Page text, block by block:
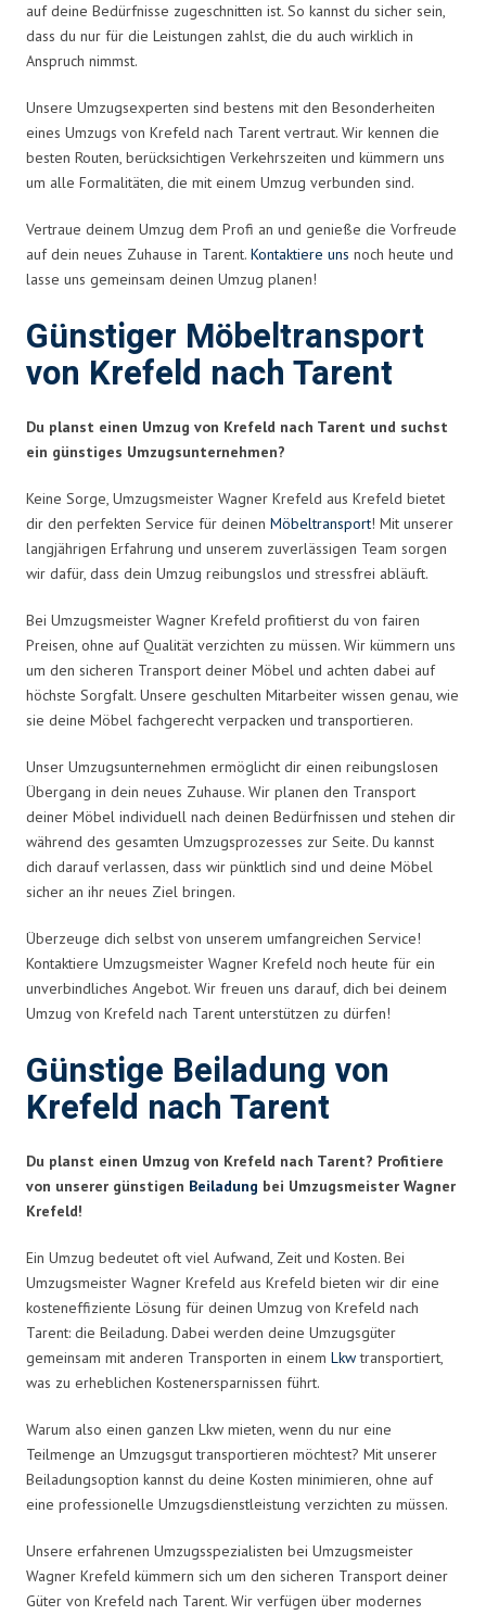
auf deine Bedürfnisse zugeschnitten ist. So kannst du sicher sein,
dass du nur für die Leistungen zahlst, die du auch wirklich in
Anspruch nimmst.
Unsere Umzugsexperten sind bestens mit den Besonderheiten
eines Umzugs von Krefeld nach Tarent vertraut. Wir kennen die
besten Routen, berücksichtigen Verkehrszeiten und kümmern uns
um alle Formalitäten, die mit einem Umzug verbunden sind.
Vertraue deinem Umzug dem Profi an und genieße die Vorfreude
auf dein neues Zuhause in Tarent. Kontaktiere uns noch heute und
lasse uns gemeinsam deinen Umzug planen!
Günstiger Möbeltransport
von Krefeld nach Tarent
Du planst einen Umzug von Krefeld nach Tarent und suchst
ein günstiges Umzugsunternehmen?
Keine Sorge, Umzugsmeister Wagner Krefeld aus Krefeld bietet
dir den perfekten Service für deinen Möbeltransport! Mit unserer
langjährigen Erfahrung und unserem zuverlässigen Team sorgen
wir dafür, dass dein Umzug reibungslos und stressfrei abläuft.
Bei Umzugsmeister Wagner Krefeld profitierst du von fairen
Preisen, ohne auf Qualität verzichten zu müssen. Wir kümmern uns
um den sicheren Transport deiner Möbel und achten dabei auf
höchste Sorgfalt. Unsere geschulten Mitarbeiter wissen genau, wie
sie deine Möbel fachgerecht verpacken und transportieren.
Unser Umzugsunternehmen ermöglicht dir einen reibungslosen
Übergang in dein neues Zuhause. Wir planen den Transport
deiner Möbel individuell nach deinen Bedürfnissen und stehen dir
während des gesamten Umzugsprozesses zur Seite. Du kannst
dich darauf verlassen, dass wir pünktlich sind und deine Möbel
sicher an ihr neues Ziel bringen.
Überzeuge dich selbst von unserem umfangreichen Service!
Kontaktiere Umzugsmeister Wagner Krefeld noch heute für ein
unverbindliches Angebot. Wir freuen uns darauf, dich bei deinem
Umzug von Krefeld nach Tarent unterstützen zu dürfen!
Günstige Beiladung von
Krefeld nach Tarent
Du planst einen Umzug von Krefeld nach Tarent? Profitiere
von unserer günstigen Beiladung bei Umzugsmeister Wagner
Krefeld!
Ein Umzug bedeutet oft viel Aufwand, Zeit und Kosten. Bei
Umzugsmeister Wagner Krefeld aus Krefeld bieten wir dir eine
kosteneffiziente Lösung für deinen Umzug von Krefeld nach
Tarent: die Beiladung. Dabei werden deine Umzugsgüter
gemeinsam mit anderen Transporten in einem Lkwtransportiert,
was zu erheblichen Kostenersparnissen führt.
Warum also einen ganzen Lkw mieten, wenn du nur eine
Teilmenge an Umzugsgut transportieren möchtest? Mit unserer
Beiladungsoption kannst du deine Kosten minimieren, ohne auf
eine professionelle Umzugsdienstleistung verzichten zu müssen.
Unsere erfahrenen Umzugsspezialisten bei Umzugsmeister
Wagner Krefeld kümmern sich um den sicheren Transport deiner
Güter von Krefeld nach Tarent. Wir verfügen über modernes